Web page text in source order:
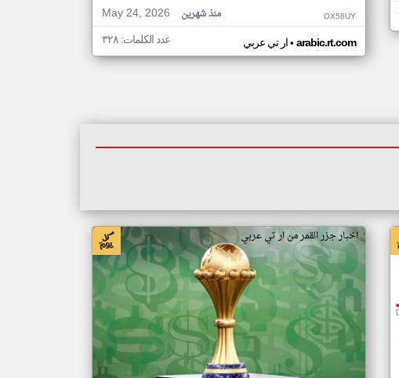
May 24, 2026
منذ شهرين OX58UY
ار تي عربي• arabic.rt.com عدد الكلمات: ٣٢٨
اخبار جزر القمر من ار تي عربي